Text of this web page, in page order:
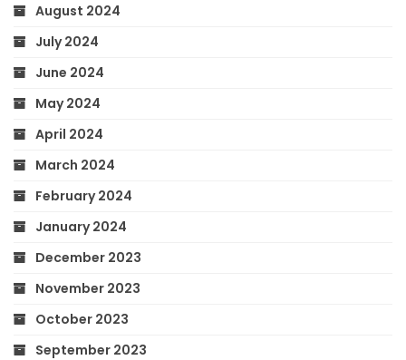
August 2024
July 2024
June 2024
May 2024
April 2024
March 2024
February 2024
January 2024
December 2023
November 2023
October 2023
September 2023